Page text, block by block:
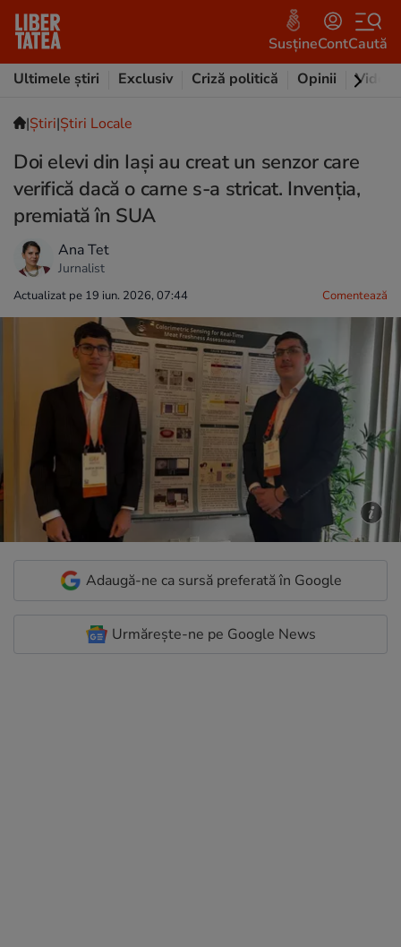
SusțineContCaută
Ultimele știri
Exclusiv Criză politică Opinii Video
|Ştiri|Știri Locale
Doi elevi din Iași au creat un senzor care
verifică dacă o carne s-a stricat. Invenția,
premiată în SUA
Ana Tet
Jurnalist
Actualizat pe 19 iun. 2026, 07:44 Comentează
Adaugă-ne ca sursă preferată în Google
Urmărește-ne pe Google News